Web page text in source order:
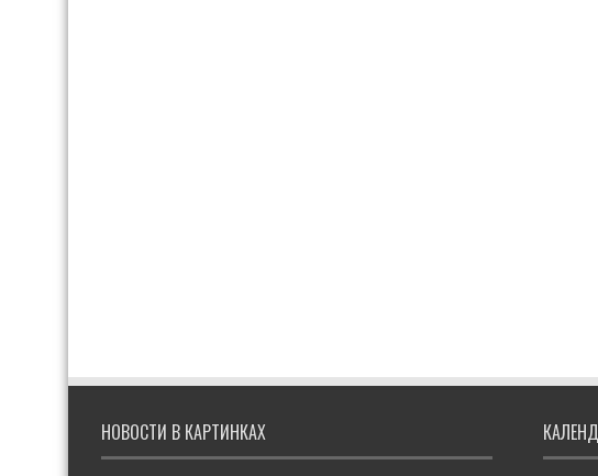
НОВОСТИ В КАРТИНКАХ